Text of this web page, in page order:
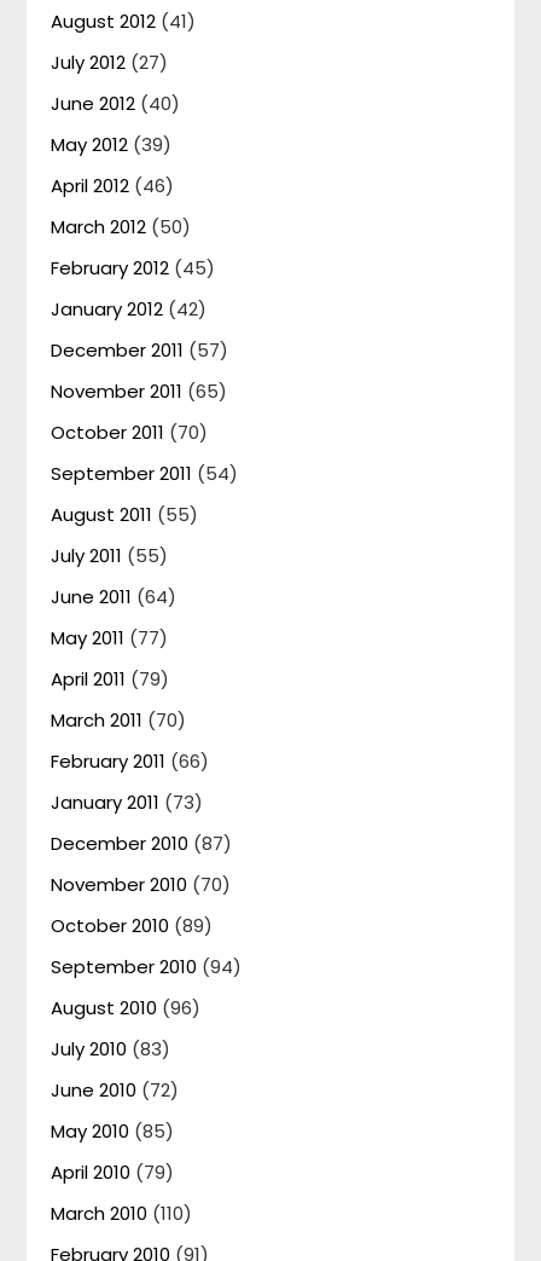
August 2012 (41)
July 2012 (27)
June 2012 (40)
May 2012 (39)
April 2012 (46)
March 2012 (50)
February 2012 (45)
January 2012 (42)
December 2011 (57)
November 2011 (65)
October 2011 (70)
September 2011 (54)
August 2011 (55)
July 2011 (55)
June 2011 (64)
May 2011 (77)
April 2011 (79)
March 2011 (70)
February 2011 (66)
January 2011 (73)
December 2010 (87)
November 2010 (70)
October 2010 (89)
September 2010 (94)
August 2010 (96)
July 2010 (83)
June 2010 (72)
May 2010 (85)
April 2010 (79)
March 2010 (110)
February 2010 (91)